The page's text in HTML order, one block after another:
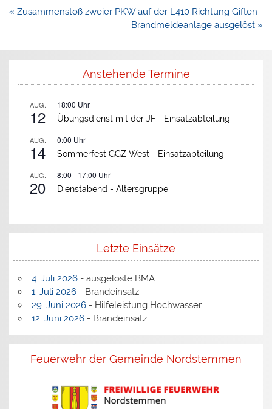
Beitragsnavigation
« Zusammenstoß zweier PKW auf der L410 Richtung Giften
Brandmeldeanlage ausgelöst »
Anstehende Termine
AUG.
12
18:00 Uhr
Übungsdienst mit der JF - Einsatzabteilung
AUG.
14
0:00 Uhr
Sommerfest GGZ West - Einsatzabteilung
AUG.
20
8:00 - 17:00 Uhr
Dienstabend -Altersgruppe
Letzte Einsätze
4. Juli 2026- ausgelöste BMA
1. Juli 2026- Brandeinsatz
29. Juni 2026- Hilfeleistung Hochwasser
12. Juni 2026- Brandeinsatz
Feuerwehr der Gemeinde Nordstemmen